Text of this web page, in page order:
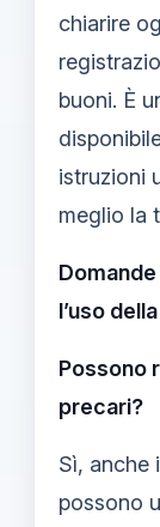
chiarire
buoni. È
istruzioni
meglio la
l’uso
Possono
precari?
Sì, anche
possono